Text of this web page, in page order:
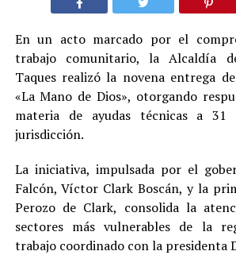
En un acto marcado por el
trabajo comunitario, la Alcaldía
Taques realizó la novena entrega
«La Mano de Dios», otorgando
materia de ayudas técnicas a 31
jurisdicción.
La iniciativa, impulsada por el
Falcón, Víctor Clark Boscán, y la
Perozo de Clark, consolida la
sectores más vulnerables de la
trabajo coordinado con la presidenta